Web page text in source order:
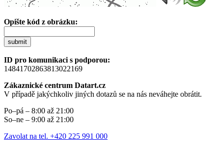
Opište kód z obrázku:
submit
ID pro komunikaci s podporou:
14841702863813022169
Zákaznické centrum Datart.cz
V případě jakýchkoliv jiných dotazů se na nás neváhejte obrátit.
Po–pá – 8:00 až 21:00
So–ne – 9:00 až 21:00
Zavolat na tel. +420 225 991 000